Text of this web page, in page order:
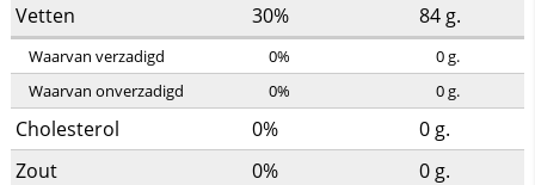
Vetten 30% 84 g.
Waarvan verzadigd 0% 0g.
Waarvan onverzadigd
0% 0g.
Cholesterol 0% 0 g.
Zout
0% 0 g.